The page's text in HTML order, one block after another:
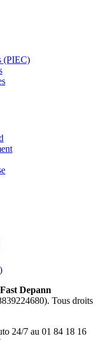
(PIEC)
Fast Depann
). Tous droits
24/7 au 01 84 18 16